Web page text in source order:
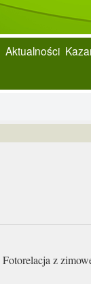
Aktualności
Fotorelacja z